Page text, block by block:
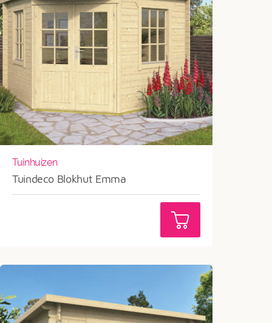
Tuinhuizen
Tuindeco Blokhut Emma